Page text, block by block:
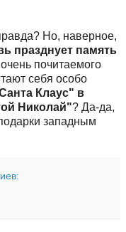
Но, наверное,
празднует память
почитаемого
себя особо
Клаус" в
Николай"? Да-да,
западным